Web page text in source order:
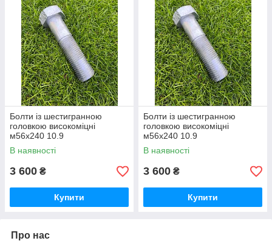
Болти із шестигранною
головкою високоміцні
м56х240 10.9
В наявності
3 600 ₴
Купити
Болти із шестигранною
головкою високоміцні
м56х240 10.9
В наявності
3 600 ₴
Купити
Про нас